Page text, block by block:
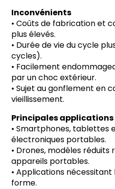
Inconvénients
• Coûts de fabrication et
plus élevés.
• Durée de vie du cycle
cycles).
• Facilement
par un choc extérieur.
• Sujet au gonflement en
vieillissement.
Principales applications
• Smartphones, tablettes
électroniques portables.
• Drones, modèles réduits
appareils portables.
• Applications
forme.